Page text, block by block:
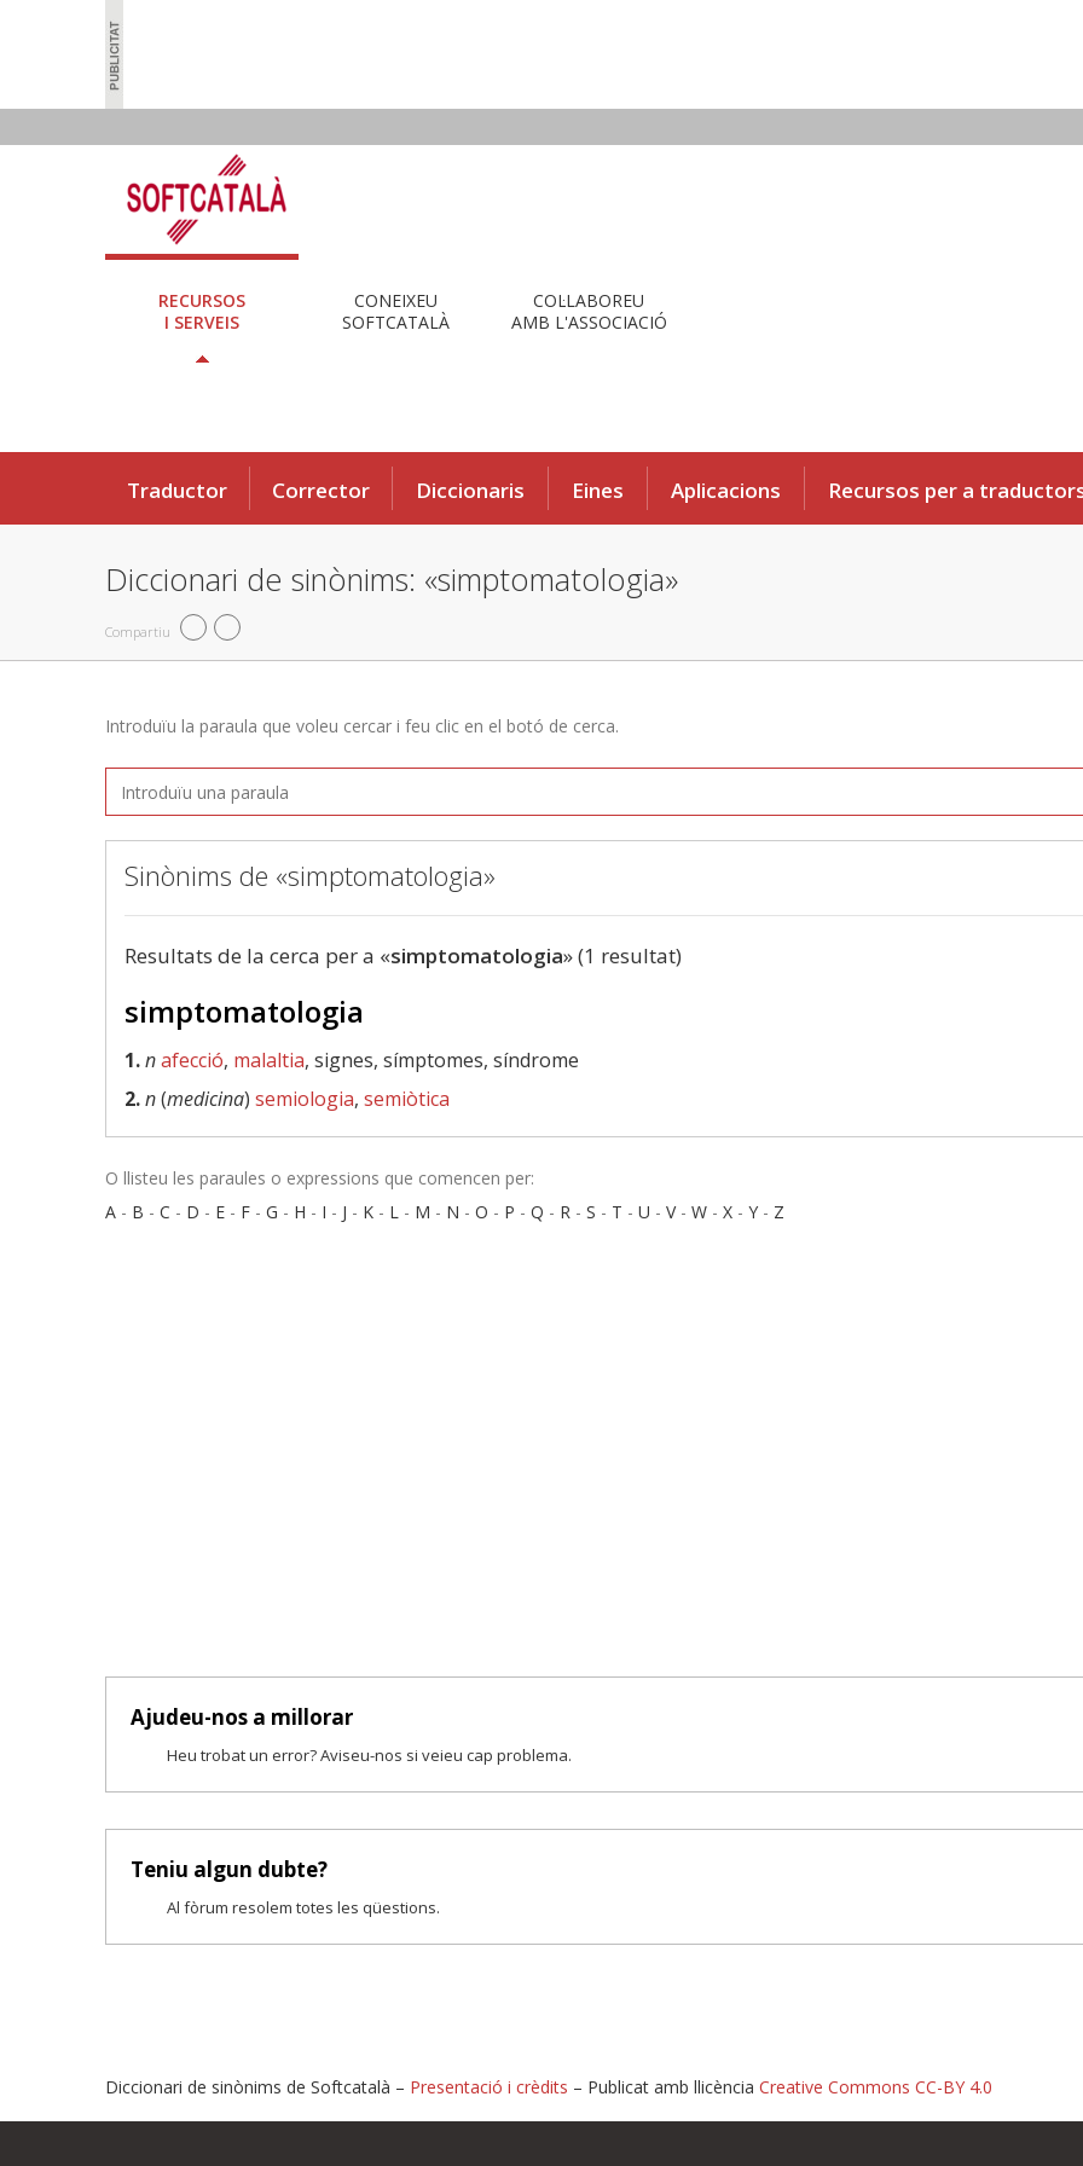
RECURSOS
I SERVEIS
CONEIXEU
SOFTCATALÀ
COL·LABOREU
AMB L'ASSOCIACIÓ
Traductor Corrector Diccionaris Eines Aplicacions Recursos per a
Diccionari de sinònims: «simptomatologia»
Compartiu
Introduïu la paraula que voleu cercar i feu clic en el botó de cerca.
Sinònims de «simptomatologia»
Resultats de la cerca per a «simptomatologia» (1 resultat)
simptomatologia
1.nafecció, malaltia, signes, símptomes, síndrome
2.n(medicina) semiologia, semiòtica
O llisteu les paraules o expressions que comencen per:
A - B - C - D - E - F - G - H - I - J - K - L - M - N - O - P - Q - R - S - T - U - V- W - X - Y - Z
Ajudeu-nos a millorar
Heu trobat un error? Aviseu-nos si veieu cap problema.
Teniu algun dubte?
Al fòrum resolem totes les qüestions.
Diccionari de sinònims de Softcatalà – Presentació i crèdits – Publicat amb llicència Creative Commons CC-BY 4.0